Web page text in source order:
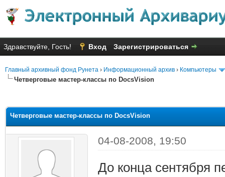
Здравствуйте, Гость! Вход Зарегистрироваться
Главный архивный фонд Рунета › Информационный архив › Компьютеры
Четверговые мастер-классы по DocsVision
Четверговые мастер-классы по DocsVision
04-08-2008, 19:50
До конца сентября